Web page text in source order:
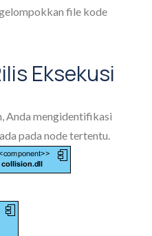
file kode
Eksekusi
Anda mengidentifikasi
pada node tertentu.